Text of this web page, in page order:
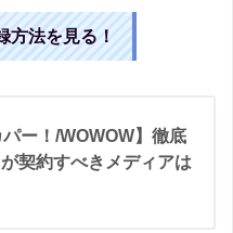
方法を見る！
パー！/WOWOW】徹底
契約すべきメディアは